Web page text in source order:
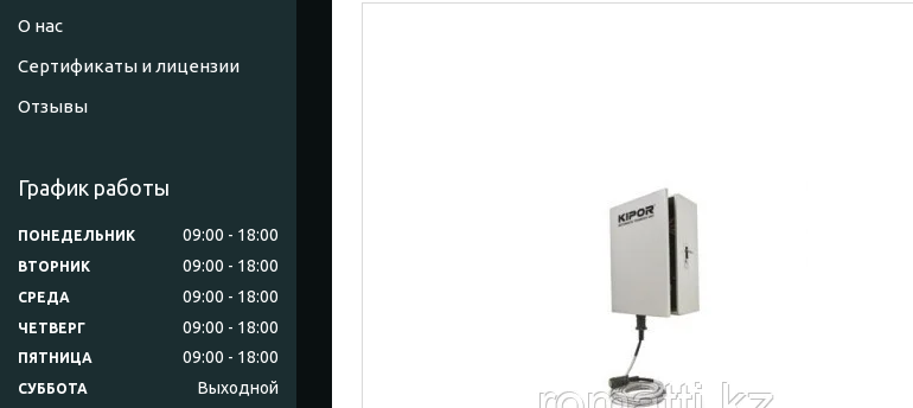
О нас
Сертификаты и лицензии
Отзывы
График работы
ПОНЕДЕЛЬНИК 09:00 18:00
ВТОРНИК 09:00 18:00
СРЕДА 09:00 18:00
ЧЕТВЕРГ 09:00 18:00
ПЯТНИЦА 09:00 18:00
СУББОТА Выходной